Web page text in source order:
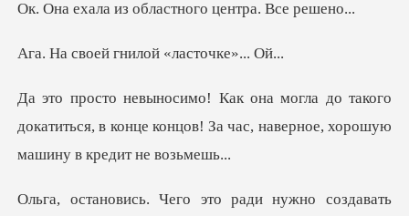
гнилой «ласт
акого
докатиться, в конце концов! За час, на